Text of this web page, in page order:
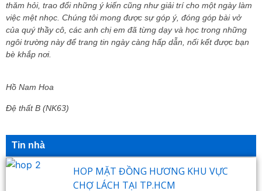
thăm hỏi, trao đổi những ý kiến cũng như giải trí cho một ngày làm
việc mệt nhọc. Chúng tôi mong được sự góp ý, đóng góp bài vở
của quý thầy cô, các anh chị em đã từng dạy và học trong những
ngôi trường này để trang tin ngày càng hấp dẫn, nối kết được bạn
bè khắp nơi.
Hồ Nam Hoa
Đệ thất B (NK63)
Tin nhà
HOP MẶT ĐỒNG HƯƠNG KHU VỰC
CHỢ LÁCH TẠI TP.HCM